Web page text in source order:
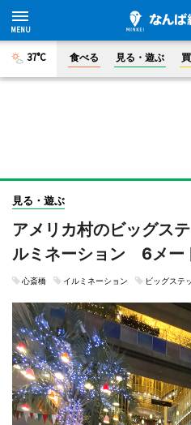
37°C 食べる 見る・遊ぶ
見る・遊ぶ
アメリカ村のビッグス
ルミネーション 6メー
心斎橋 イルミネーション ビッグステ